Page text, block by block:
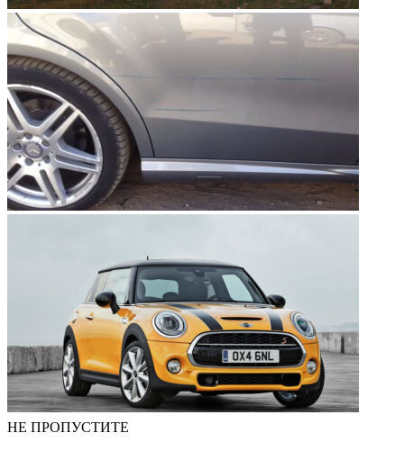
НЕ ПРОПУСТИТЕ